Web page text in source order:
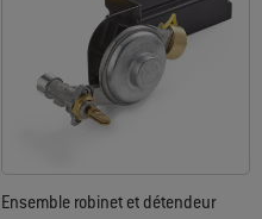
Ensemble robinet et détendeur